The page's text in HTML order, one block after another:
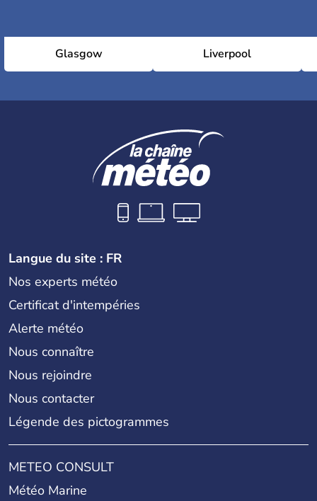
Glasgow Liverpool
Langue du site : FR
Nos experts météo
Certificat d'intempéries
Alerte météo
Nous connaître
Nous rejoindre
Nous contacter
Légende des pictogrammes
METEO CONSULT
Météo Marine